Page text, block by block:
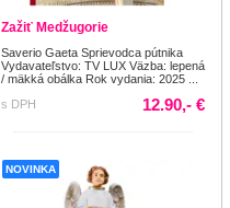
Zažiť Medžugorie
Saverio Gaeta Sprievodca pútnika
Vydavateľstvo: TV LUX Väzba: lepená
/ mäkká obálka Rok vydania: 2025 ...
s DPH
12.90,- €
NOVINKA